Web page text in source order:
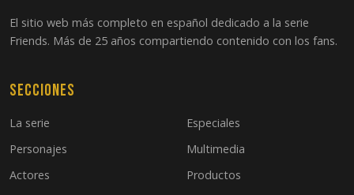
El sitio web más completo en español dedicado a la serie
Friends. Más de 25 años compartiendo contenido con los fans.
Secciones
La serie
Personajes
Actores
Especiales
Multimedia
Productos